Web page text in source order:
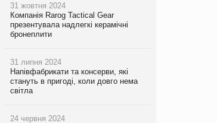
31 жовтня 2024
Компанія Rarog Tactical Gear
презентувала надлегкі керамічні
бронеплити
31 липня 2024
Напівфабрикати та консерви, які
стануть в пригоді, коли довго нема
світла
24 червня 2024